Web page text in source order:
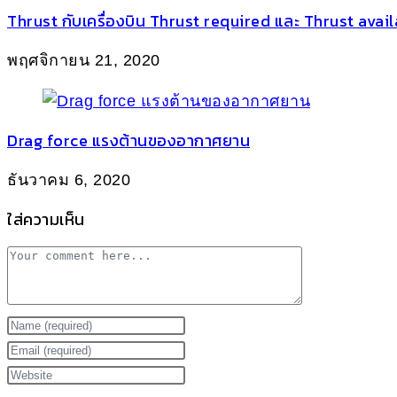
Thrust กับเครื่องบิน Thrust required และ Thrust
พฤศจิกายน 21, 2020
Drag force แรงต้านของอากาศยาน
ธันวาคม 6, 2020
ใส่ความเห็น
Comment
Enter
your
name
Enter
your
Enter